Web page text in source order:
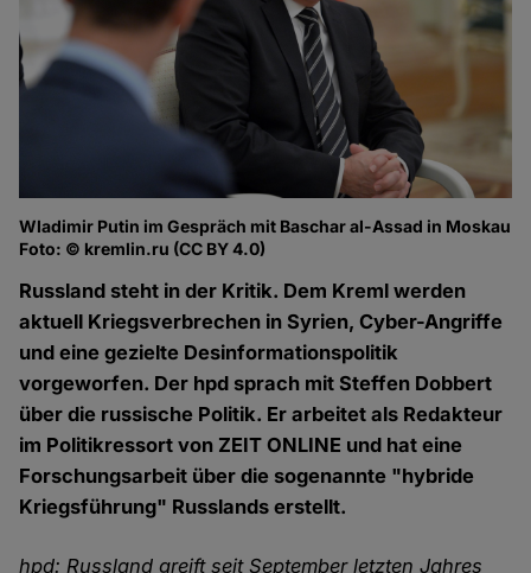
Wladimir Putin im Gespräch mit Baschar al-Assad in Moskau
Foto: © kremlin.ru (CC BY 4.0)
Russland steht in der Kritik. Dem Kreml werden
aktuell Kriegsverbrechen in Syrien, Cyber-Angriffe
und eine gezielte Desinformationspolitik
vorgeworfen. Der hpd sprach mit Steffen Dobbert
über die russische Politik. Er arbeitet als Redakteur
im Politikressort von ZEIT ONLINE und hat eine
Forschungsarbeit über die sogenannte "hybride
Kriegsführung" Russlands erstellt.
hpd: Russland greift seit September letzten Jahres